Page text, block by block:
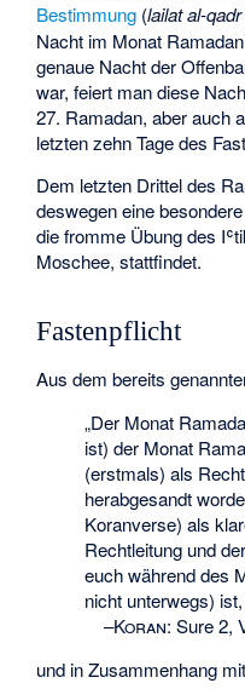
Bestimmung (lailat al-qadr
Nacht im Monat
genaue Nacht der
war, feiert man diese
27. Ramadan, aber auch
letzten zehn Tage des
Dem letzten Drittel des
deswegen eine
die fromme Übung des
Moschee, stattfindet.
Fastenpflicht
Aus dem bereits
„Der Monat
ist) der Monat
(erstmals) als
herabgesandt
Koranverse) als
Rechtleitung und
euch während des
nicht unterwegs)
–Koran: Sure 2,
und in Zusammenhang